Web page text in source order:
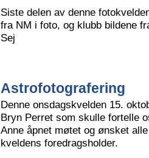
Siste delen av denne
fra NM i foto, og klubb bildene
Sej
Astrofotografering
Denne onsdagskvelden 15.
Bryn Perret som skulle fortelle
Anne åpnet møtet og ønsket
kveldens foredragsholder.